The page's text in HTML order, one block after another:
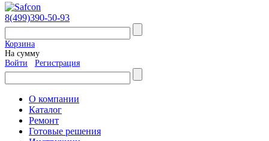
8(499)390-50-93
Корзина
На сумму
Войти
Регистрация
О компании
Каталог
Ремонт
Готовые решения